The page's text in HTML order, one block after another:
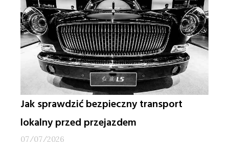
Jak sprawdzić bezpieczny transport
lokalny przed przejazdem
07/07/2026